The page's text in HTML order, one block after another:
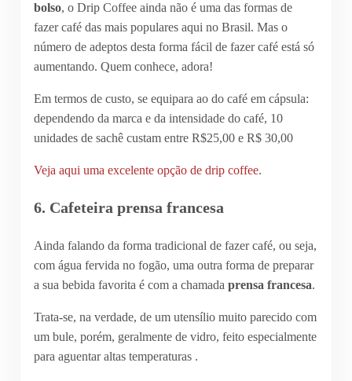
bolso, o Drip Coffee ainda não é uma das formas de
fazer café das mais populares aqui no Brasil. Mas o
número de adeptos desta forma fácil de fazer café está só
aumentando. Quem conhece, adora!
Em termos de custo, se equipara ao do café em cápsula:
dependendo da marca e da intensidade do café, 10
unidades de sachê custam entre R$25,00 e R$ 30,00
Veja aqui uma excelente opção de drip coffee.
6. Cafeteira prensa francesa
Ainda falando da forma tradicional de fazer café, ou seja,
com água fervida no fogão, uma outra forma de preparar
a sua bebida favorita é com a chamada prensa francesa.
Trata-se, na verdade, de um utensílio muito parecido com
um bule, porém, geralmente de vidro, feito especialmente
para aguentar altas temperaturas .